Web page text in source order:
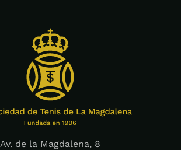
Av. de la Magdalena, 8